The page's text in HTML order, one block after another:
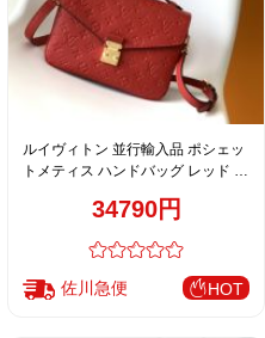
ルイヴィトン 並行輸入品 ポシェッ
トメティス ハンドバッグ レッド レ
34790円
佐川急便 HOT